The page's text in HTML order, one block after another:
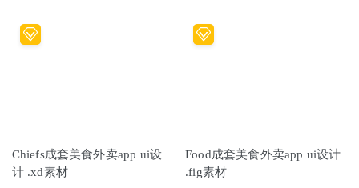
Chiefs成套美食外卖app ui设
计 .xd素材
Food成套美食外卖app ui设计
.fig素材